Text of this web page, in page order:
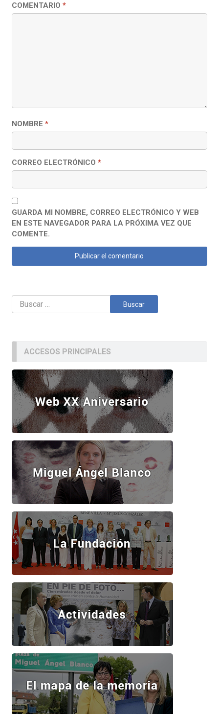
COMENTARIO *
NOMBRE *
CORREO ELECTRÓNICO *
GUARDA MI NOMBRE, CORREO ELECTRÓNICO Y WEB
EN ESTE NAVEGADOR PARA LA PRÓXIMA VEZ QUE
COMENTE.
Buscar:
ACCESOS PRINCIPALES